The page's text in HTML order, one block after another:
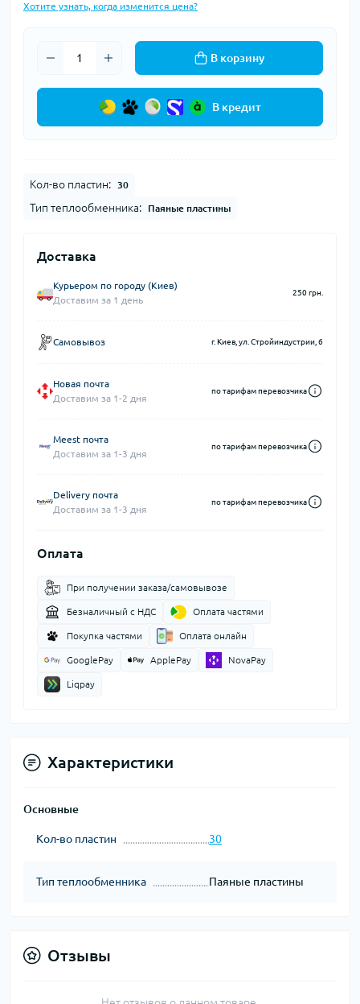
Хотите узнать, когда изменится цена?
В корзину
В кредит
Кол-во пластин: 30
Тип теплообменника: Паяные пластины
Доставка
Курьером по городу (Киев)
Доставим за 1 день
250 грн.
Самовывоз г. Киев, ул. Стройиндустрии, 6
Новая почта
Доставим за 1-2 дня
по тарифам перевозчика
Meest почта
Доставим за 1-3 дня
по тарифам перевозчика
Delivery почта
Доставим за 1-3 дня
по тарифам перевозчика
Оплата
При получении заказа/самовывозе
Безналичный с НДС Оплата частями
Покупка частями Оплата онлайн
GooglePay ApplePay NovaPay
Liqpay
Характеристики
Основные
Кол-во пластин 30
Тип теплообменника Паяные пластины
Отзывы